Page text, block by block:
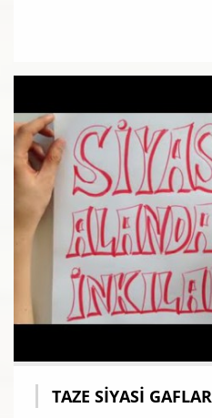
TAZE SIYASI GAFLAR